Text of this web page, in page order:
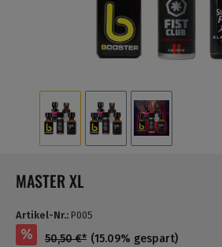
MASTER XL
Artikel-Nr.: P005
% 50,50 €* (15.09% gespart)